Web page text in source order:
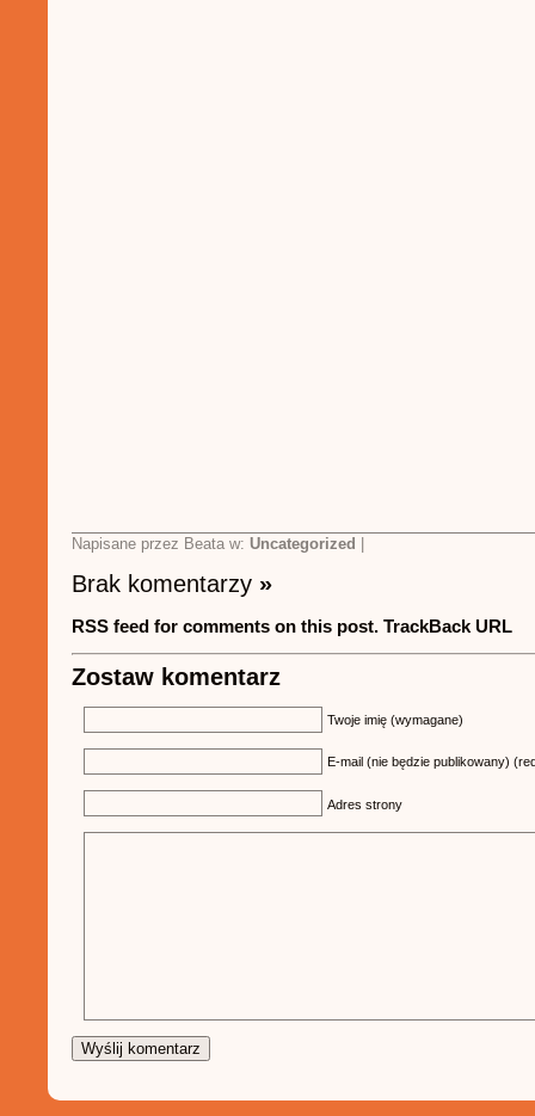
Napisane przez Beata w: Uncategorized
Brak komentarzy »
RSS feed for comments on this post. TrackBack URL
Zostaw komentarz
Twoje imię (wymagane)
E-mail (nie będzie publikowany)
Adres strony